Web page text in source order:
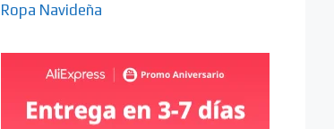
Ropa Navideña